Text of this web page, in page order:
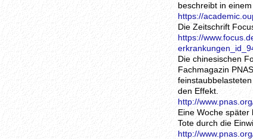
beschreibt in
https://
Die Zeitschrift
https://
Die chinesischen
Fachmagazin
den Effekt.
http://
Eine Woche später
Tote durch die
http://